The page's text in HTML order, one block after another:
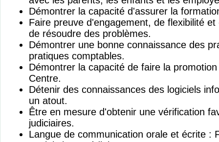
Démontrer la capacité d'assurer la
Faire preuve d'engagement, de flexibilité
de résoudre des problèmes.
Démontrer une bonne connaissance des
pratiques comptables.
Démontrer la capacité de faire la
Centre.
Détenir des connaissances des logiciels
un atout.
Être en mesure d'obtenir une vérification
judiciaires.
Langue de communication orale et écrite :